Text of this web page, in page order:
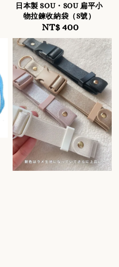
日本製 SOU・SOU 扁平小
物拉鍊收納袋（S號）
Regular
price
NT$ 400